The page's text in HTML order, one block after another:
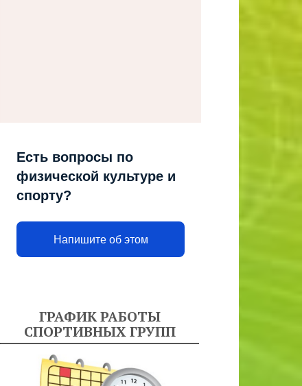
Есть вопросы по
физической культуре и
спорту?
Напишите об этом
ГРАФИК РАБОТЫ
СПОРТИВНЫХ ГРУПП